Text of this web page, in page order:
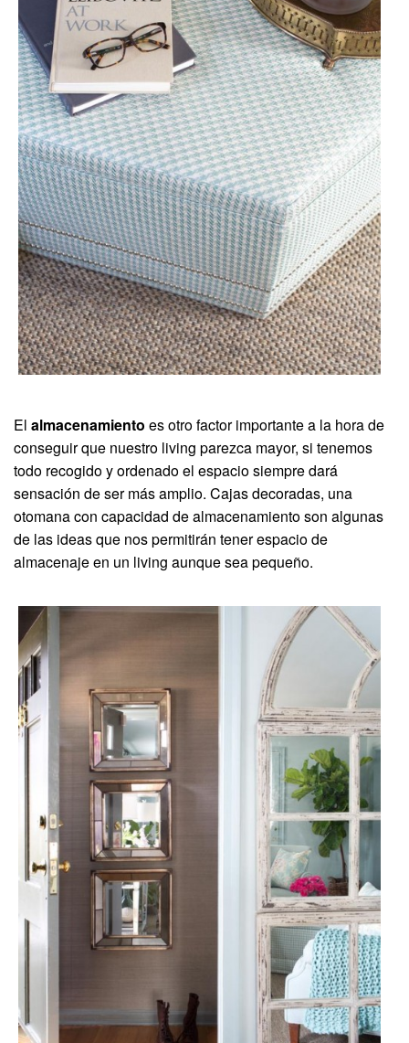
El almacenamiento es otro factor importante a la hora de
conseguir que nuestro living parezca mayor, si tenemos
todo recogido y ordenado el espacio siempre dará
sensación de ser más amplio. Cajas decoradas, una
otomana con capacidad de almacenamiento son algunas
de las ideas que nos permitirán tener espacio de
almacenaje en un living aunque sea pequeño.